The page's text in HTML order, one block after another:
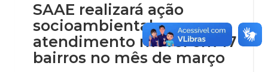
SAAE realizará ação
socioambiental e
atendimento móvel em 17
bairros no mês de março